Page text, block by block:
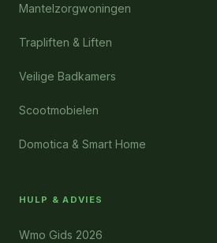
Mantelzorgwoningen
Trapliften & Liften
Veilige Badkamers
Scootmobielen
Domotica & Smart Home
HULP & ADVIES
Wmo Gids 2026